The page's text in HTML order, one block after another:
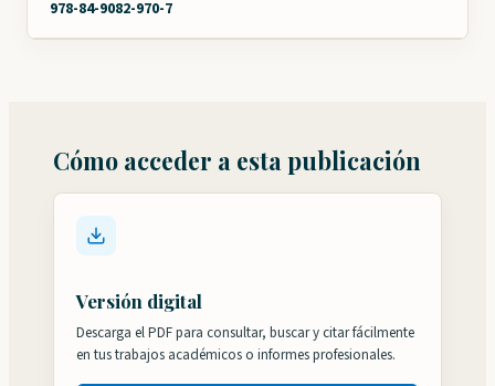
978-84-9082-970-7
Cómo acceder a esta publicación
Versión digital
Descarga el PDF para consultar, buscar y citar fácilmente
en tus trabajos académicos o informes profesionales.